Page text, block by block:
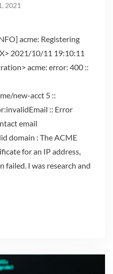
2021
acme: Registering
2021/10/11 19:10:11
acme: error: 400 ::
new-acct 5 ::
:: Error
email
domain : The ACME
for an IP address,
failed. I was research and